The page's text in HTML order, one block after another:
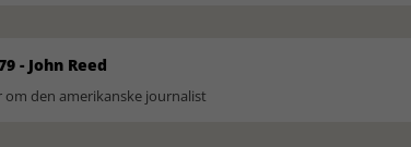
- John Reed
den amerikanske journalist